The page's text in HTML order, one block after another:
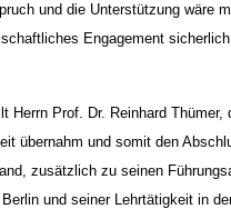
und die Unterstützung wäre
Engagement
Herrn Prof. Dr. Reinhard Thümer,
übernahm und somit den
zusätzlich zu seinen
und seiner Lehrtätigkeit in